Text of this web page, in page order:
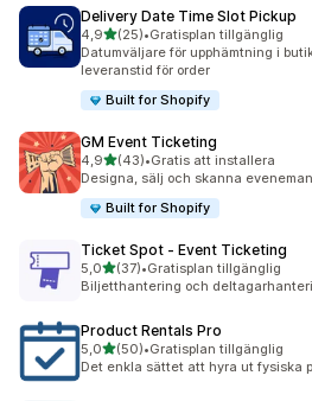
Delivery Date Time Slot Pickup
4,9av 5 stjärnor
(25)
25 recensioner totalt
•Gratisplan tillgänglig
Datumväljare för upphämtning i
leveranstid för order
Built for Shopify
GM Event Ticketing
4,9av 5 stjärnor
(43)
43 recensioner totalt
•Gratis att installera
Designa, sälj och skanna
Built for Shopify
Ticket Spot ‑ Event Ticketing
5,0av 5 stjärnor
(37)
37 recensioner totalt
•Gratisplan tillgänglig
Biljetthantering och
Product Rentals Pro
5,0av 5 stjärnor
(50)
50 recensioner totalt
•Gratisplan tillgänglig
Det enkla sättet att hyra ut fysiska